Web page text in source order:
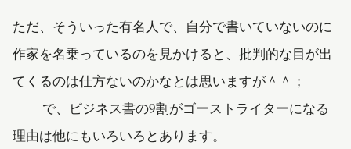
ただ、そういった有名人で、自分で書いていないのに
作家を名乗っているのを見かけると、批判的な目が出
てくるのは仕方ないのかなとは思いますが＾＾；
で、ビジネス書の9割がゴーストライターになる
理由は他にもいろいろとあります。